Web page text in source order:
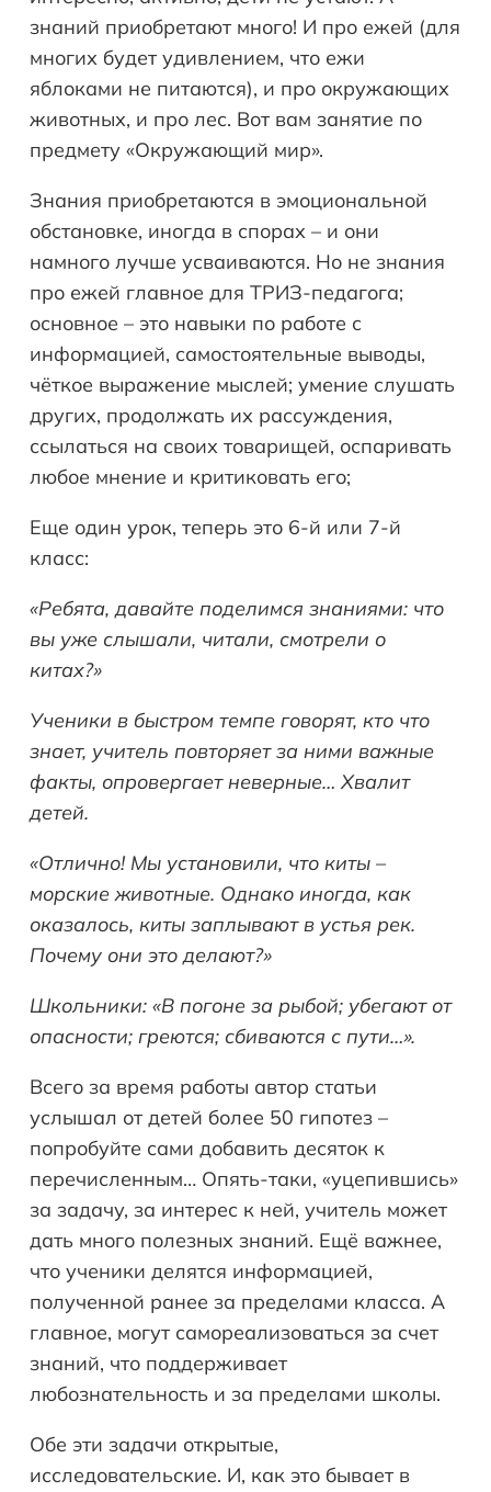
знаний приобретают много! И про ежей (для
многих будет удивлением, что ежи
яблоками не питаются), и про окружающих
животных, и про лес. Вот вам занятие по
предмету «Окружающий мир».
Знания приобретаются в эмоциональной
обстановке, иногда в спорах – и они
намного лучше усваиваются. Но не знания
про ежей главное для ТРИЗ-педагога;
основное – это навыки по работе с
информацией, самостоятельные выводы,
чёткое выражение мыслей; умение слушать
других, продолжать их рассуждения,
ссылаться на своих товарищей, оспаривать
любое мнение и критиковать его;
Еще один урок, теперь это 6-й или 7-й
класс:
«Ребята, давайте поделимся знаниями: что
вы уже слышали, читали, смотрели о
китах?»
Ученики в быстром темпе говорят, кто что
знает, учитель повторяет за ними важные
факты, опровергает неверные… Хвалит
детей.
«Отлично! Мы установили, что киты –
морские животные. Однако иногда, как
оказалось, киты заплывают в устья рек.
Почему они это делают?»
Школьники: «В погоне за рыбой; убегают от
опасности; греются; сбиваются с пути…».
Всего за время работы автор статьи
услышал от детей более 50 гипотез –
попробуйте сами добавить десяток к
перечисленным… Опять-таки, «уцепившись»
за задачу, за интерес к ней, учитель может
дать много полезных знаний. Ещё важнее,
что ученики делятся информацией,
полученной ранее за пределами класса. А
главное, могут самореализоваться за счет
знаний, что поддерживает
любознательность и за пределами школы.
Обе эти задачи открытые,
исследовательские. И, как это бывает в